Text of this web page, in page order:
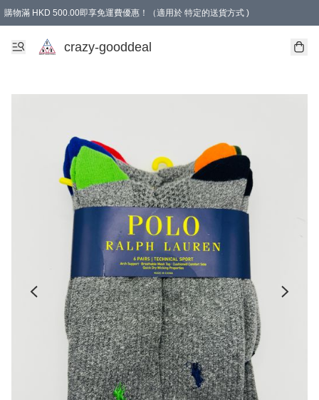
購物滿 HKD 500.00即享免運費優惠！（適用於 特定的送貨方式 )
成為會員可享免費禮品
crazy-gooddeal